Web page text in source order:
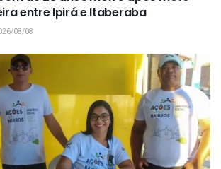
entre Ipirá e Itaberaba
08/08